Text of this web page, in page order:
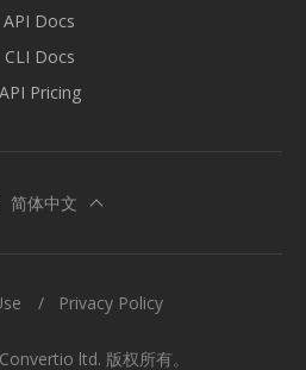
API Docs
CLI Docs
API Pricing
简体中文
ltd. 版权所有。
Privacy Policy